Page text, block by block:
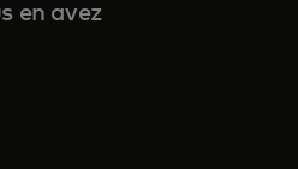
en avez